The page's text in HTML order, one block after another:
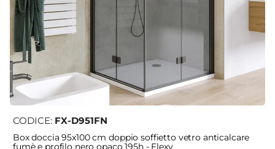
CODICE: FX-D951FN
Box doccia 95x100 cm doppio soffietto vetro anticalcare
fumè e profilo nero opaco 195h - Flexy